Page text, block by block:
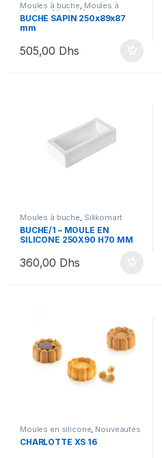
Moules à buche, Moules à
buches Moules à cake,
Nouveautés SIlikomart,
Promotions
BUCHE SAPIN 250x89x87
mm
505,00 Dhs
Moules à buche, Silikomart
BUCHE/1 – MOULE EN
SILICONE 250X90 H70 MM
360,00 Dhs
Moules en silicone, Nouveautés
Silikomart
CHARLOTTE XS 16